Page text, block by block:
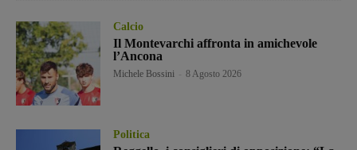
Calcio
Il Montevarchi affronta in amichevole
l’Ancona
Michele Bossini 8 Agosto 2026
Politica